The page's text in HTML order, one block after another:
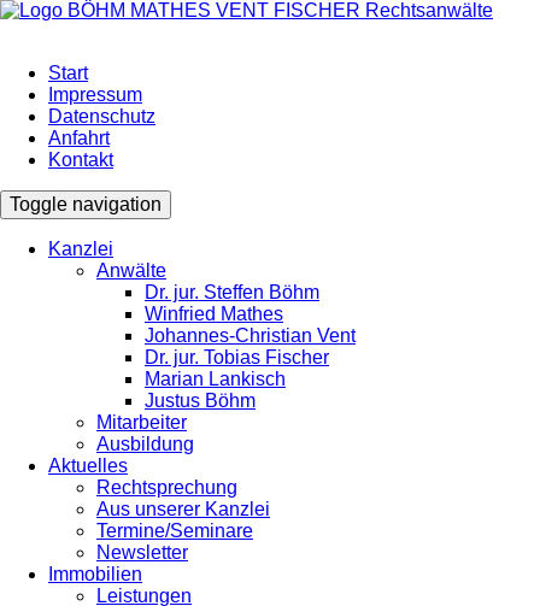
Start
Impressum
Datenschutz
Anfahrt
Kontakt
Toggle navigation
Kanzlei
Anwälte
Dr. jur. Steffen Böhm
Winfried Mathes
Johannes-Christian Vent
Dr. jur. Tobias Fischer
Marian Lankisch
Justus Böhm
Mitarbeiter
Ausbildung
Aktuelles
Rechtsprechung
Aus unserer Kanzlei
Termine/Seminare
Newsletter
Immobilien
Leistungen